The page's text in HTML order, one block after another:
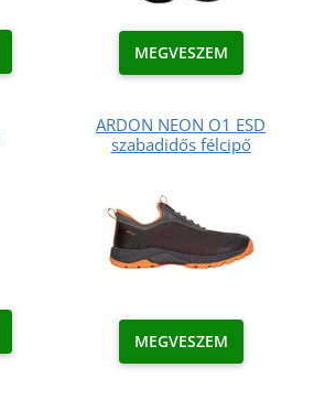
MEGVESZEM
ARDON NEON O1 ESD
szabadidős félcipő
MEGVESZEM